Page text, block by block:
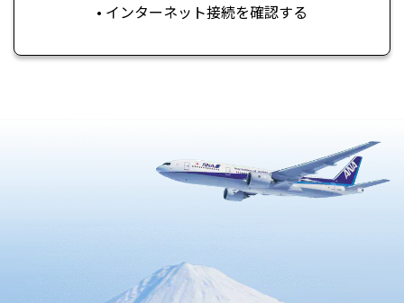
• インターネット接続を確認する